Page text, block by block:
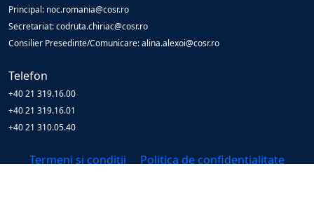
Principal: noc.romania@cosr.ro
Secretariat: codruta.chiriac@cosr.ro
Consilier Presedinte/Comunicare: alina.alexoi@cosr.ro
Telefon
+40 21 319.16.00
+40 21 319.16.01
+40 21 310.05.40
Termeni și condiții
Politica de confidențialitate